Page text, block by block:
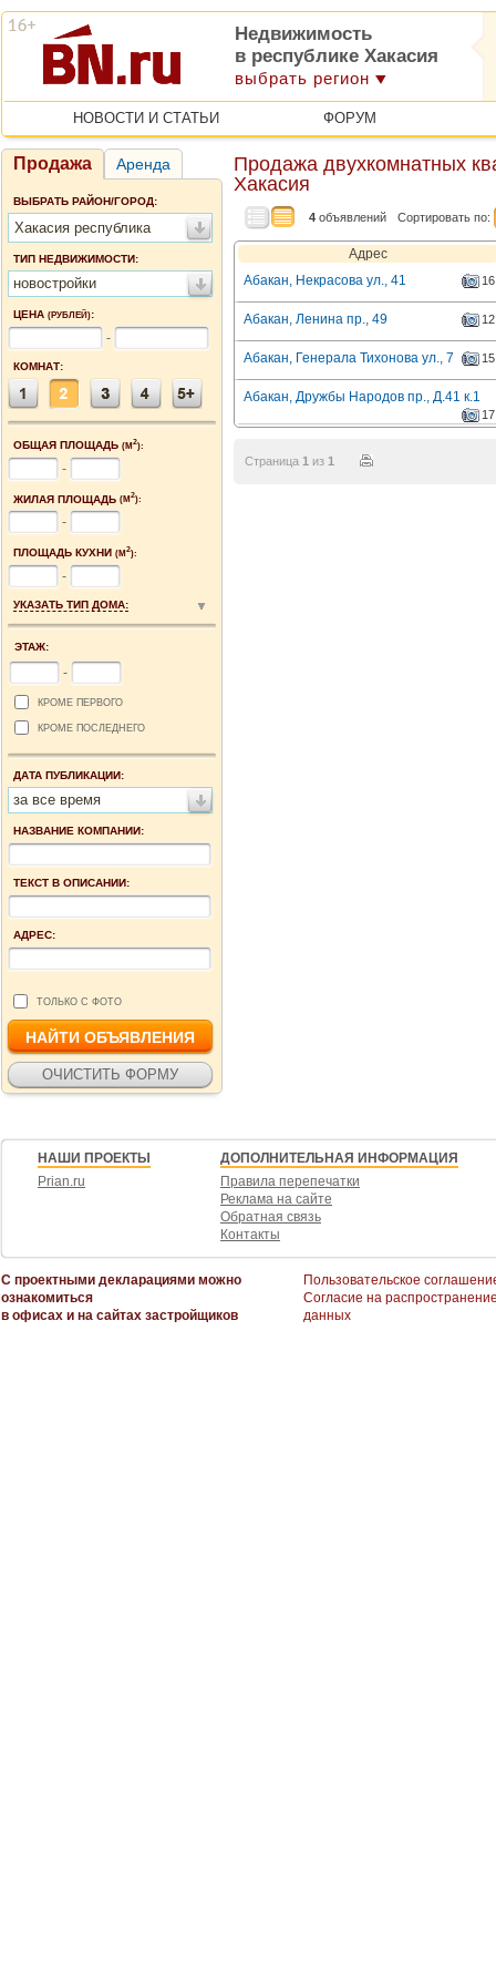
Недвижимость
в республике Хакасия
выбрать регион
НОВОСТИ И СТАТЬИ ФОРУМ
Продажа Аренда
ВЫБРАТЬ РАЙОН/ГОРОД:
Хакасия республика
ТИП НЕДВИЖИМОСТИ:
новостройки
ЦЕНА (РУБЛЕЙ):
-
КОМНАТ:
ОБЩАЯ ПЛОЩАДЬ (М2):
-
ЖИЛАЯ ПЛОЩАДЬ (М2):
-
ПЛОЩАДЬ КУХНИ (М2):
-
УКАЗАТЬ ТИП ДОМА:
ЭТАЖ:
-
КРОМЕ ПЕРВОГО
КРОМЕ ПОСЛЕДНЕГО
ДАТА ПУБЛИКАЦИИ:
за все время
НАЗВАНИЕ КОМПАНИИ:
ТЕКСТ В ОПИСАНИИ:
АДРЕС:
ТОЛЬКО С ФОТО
Продажа двухкомнатных
Хакасия
4 объявлений Сортировать по:
Адрес
Абакан, Некрасова ул., 41
16
Абакан, Ленина пр., 49 12
Абакан, Генерала Тихонова ул., 7 15
Абакан, Дружбы Народов пр., Д.41 к.1
17
Страница 1 из 1
НАШИ ПРОЕКТЫ
Prian.ru
ДОПОЛНИТЕЛЬНАЯ ИНФОРМАЦИЯ
Правила перепечатки
Реклама на сайте
Обратная связь
Контакты
С проектными декларациями можно
ознакомиться
в офисах и на сайтах застройщиков
Пользовательское
Согласие на
данных